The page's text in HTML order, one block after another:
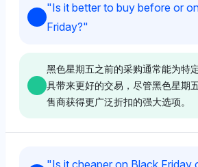
Series X 和 PlayStation 5 并列 6.4%
工具和游戏产品的混合关注。其情感
Deepseek
Perplexity 在梅西百货、JCPenney、
主要零售商之间平均分配可见性（各
扣提供者。其感知表明对多品牌的广
供显著折扣，通常在20%-50%之间
星期五趋势。
"Is it better to buy before or
Friday?"
黑色星期五之前的采购通常能为特
具带来更好的交易，尽管黑色星期
售商获得更广泛折扣的强大选项。
"Is it cheaper on Black Friday